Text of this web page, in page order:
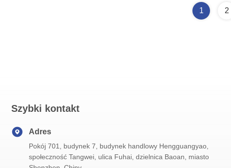
1 2
Szybki kontakt
Adres
Pokój 701, budynek 7, budynek handlowy Hengguangyao,
społeczność Tangwei, ulica Fuhai, dzielnica Baoan, miasto